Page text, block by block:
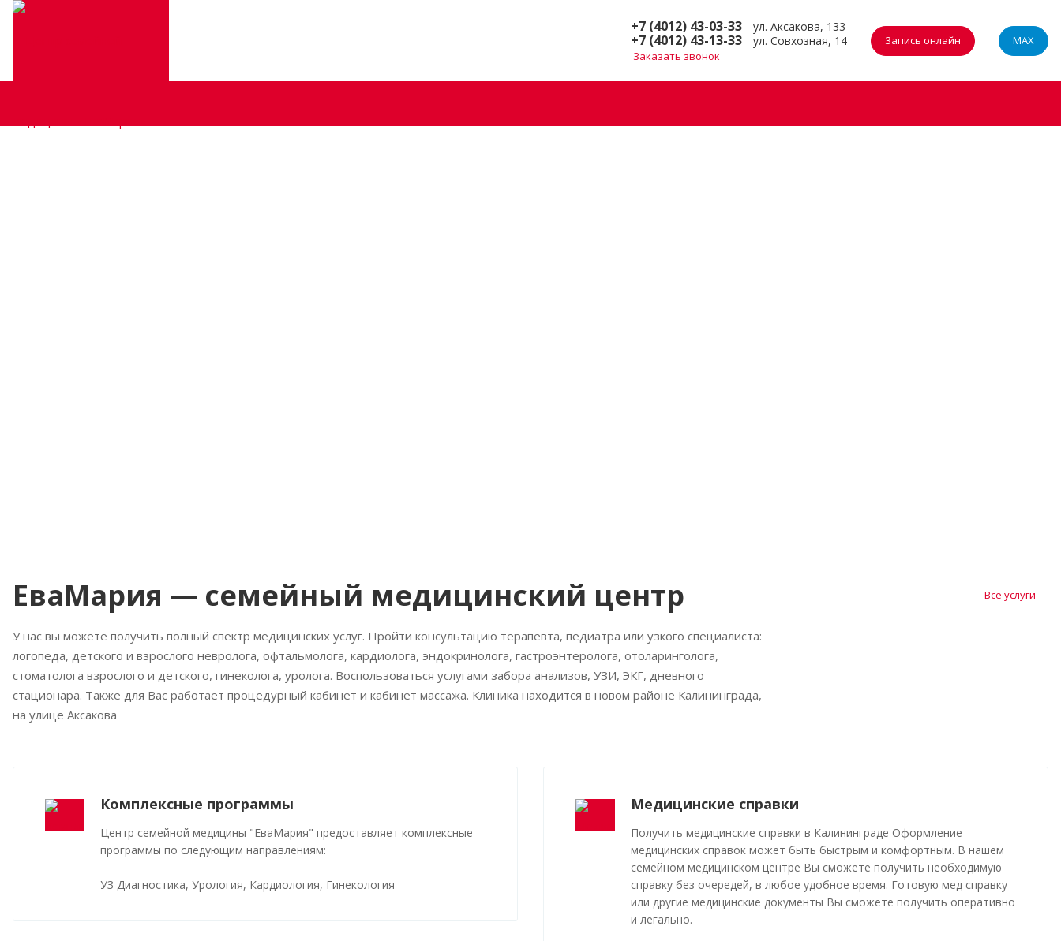
MAX
Запись онлайн
+7 (4012) 43-03-33 ул. Аксакова, 133
+7 (4012) 43-13-33 ул. Совхозная, 14
Заказать звонок
Все услуги
ЕваМария — семейный медицинский центр
У нас вы можете получить полный спектр медицинских услуг. Пройти консультацию терапевта, педиатра или узкого специалиста:
логопеда, детского и взрослого невролога, офтальмолога, кардиолога, эндокринолога, гастроэнтеролога, отоларинголога,
стоматолога взрослого и детского, гинеколога, уролога. Воспользоваться услугами забора анализов, УЗИ, ЭКГ, дневного
стационара. Также для Вас работает процедурный кабинет и кабинет массажа. Клиника находится в новом районе Калининграда,
на улице Аксакова
Комплексные программы
Центр семейной медицины "ЕваМария" предоставляет комплексные
программы по следующим направлениям:
УЗ Диагностика, Урология, Кардиология, Гинекология
Медицинские справки
Получить медицинские справки в Калининграде Оформление
медицинских справок может быть быстрым и комфортным. В нашем
семейном медицинском центре Вы сможете получить необходимую
справку без очередей, в любое удобное время. Готовую мед справку
или другие медицинские документы Вы сможете получить оперативно
и легально.